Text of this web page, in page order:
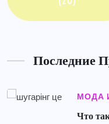
Последние
МОДА
Что